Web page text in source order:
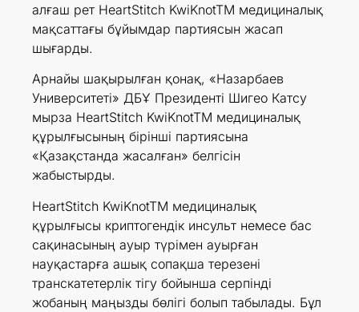
алғаш рет HeartStitch KwiKnotTM медициналық
мақсаттағы бұйымдар партиясын жасап
шығарды.
Арнайы шақырылған қонақ, «Назарбаев
Университеті» ДБҰ Президенті Шигео Катсу
мырза HeartStitch KwiKnotTM медициналық
құрылғысының бірінші партиясына
«Қазақстанда жасалған» белгісін
жабыстырды.
HeartStitch KwiKnotTM медициналық
құрылғысы криптогендік инсульт немесе бас
сақинасының ауыр түрімен ауырған
науқастарға ашық сопақша терезені
транскатетерлік тігу бойынша серпінді
жобаның маңызды бөлігі болып табылады. Бұл